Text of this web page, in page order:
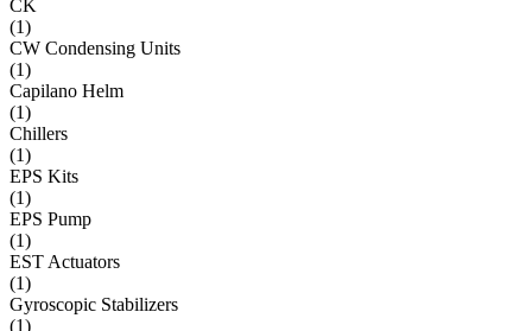
CK
(1)
CW Condensing Units
(1)
Capilano Helm
(1)
Chillers
(1)
EPS Kits
(1)
EPS Pump
(1)
EST Actuators
(1)
Gyroscopic Stabilizers
(1)